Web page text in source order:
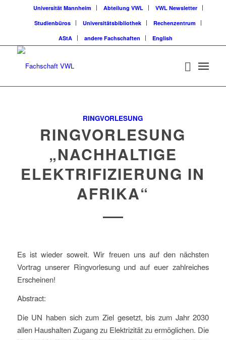
Universität Mannheim Abteilung VWL
VWL Newsletter
Studienbüros
Universitätsbibliothek
Rechenzentrum
AStA
andere Fachschaften English
RINGVORLESUNG
RINGVORLESUNG
„NACHHALTIGE
ELEKTRIFIZIERUNG IN
AFRIKA“
Es ist wieder soweit. Wir freuen uns auf den nächsten
Vortrag unserer Ringvorlesung und auf euer zahlreiches
Erscheinen!
Abstract:
Die UN haben sich zum Ziel gesetzt, bis zum Jahr 2030
allen Haushalten Zugang zu Elektrizität zu ermöglichen. Die